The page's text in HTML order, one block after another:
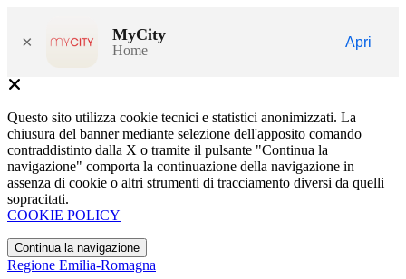
× MyCity
Home
Apri
Questo sito utilizza cookie tecnici e statistici anonimizzati. La
chiusura del banner mediante selezione dell'apposito comando
contraddistinto dalla X o tramite il pulsante "Continua la
navigazione" comporta la continuazione della navigazione in
assenza di cookie o altri strumenti di tracciamento diversi da quelli
sopracitati.
COOKIE POLICY
Continua la navigazione
Regione Emilia-Romagna